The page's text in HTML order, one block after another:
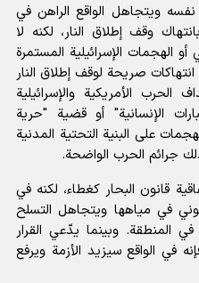
ويتجاهل الواقع الراهن في
وقف إطلاق النار، لكنه لا
الهجمات الإسرائيلية المستمرة
صريحة لوقف إطلاق النار
الأمريكية والإسرائيلية
الإنسانية" أو قضية "حرية
على البنية التحتية المدنية
جرائم الحرب الواضحة.
قانون البحار كغطاء، لكنه في
في مياهها ويتجاهل التسلح
المنطقة. وبينما يدّعي القرار
في الواقع سيزيد الأزمة ويرفع